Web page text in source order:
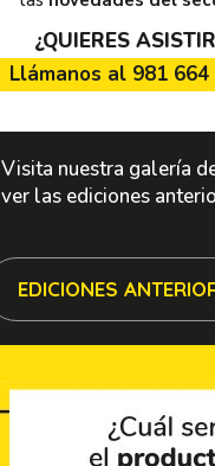
¿QUIERES
Llámanos al 981 664
Visita nuestra galería
ver las ediciones
EDICIONES